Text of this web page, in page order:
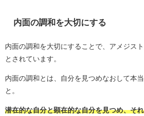
内面の調和を大切にする
内面の調和を大切にすることで、アメジス
とされています。
内面の調和とは、自分を見つめなおして本
と。
潜在的な自分と顕在的な自分を見つめ、そ